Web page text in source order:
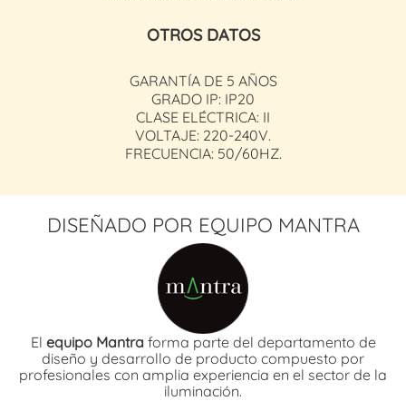
OTROS DATOS
GARANTÍA DE 5 AÑOS
GRADO IP: IP20
CLASE ELÉCTRICA: II
VOLTAJE: 220-240V.
FRECUENCIA: 50/60HZ.
DISEÑADO POR EQUIPO MANTRA
El equipo Mantra forma parte del departamento de
diseño y desarrollo de producto compuesto por
profesionales con amplia experiencia en el sector de la
iluminación.